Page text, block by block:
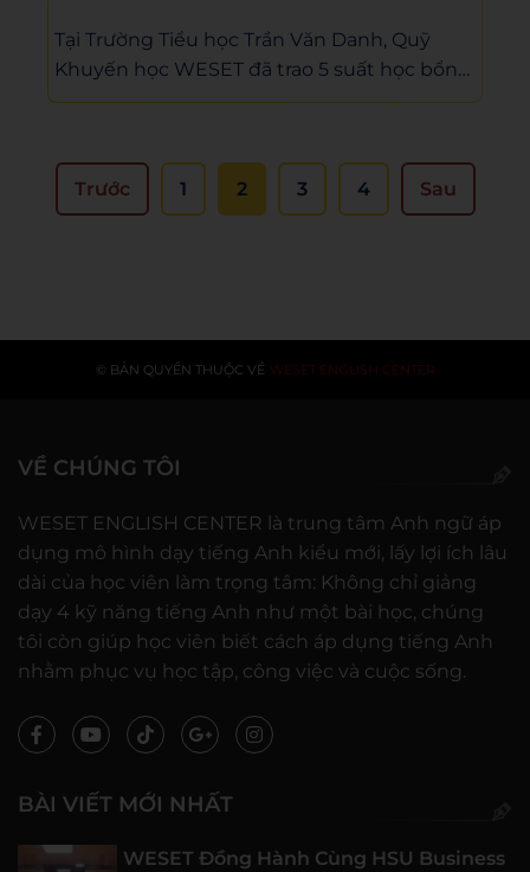
Tại Trường Tiểu học Trần Văn Danh, Quỹ
Khuyến học WESET đã trao 5 suất học bổng
cho học sinh có hoàn cảnh đặc biệt, đồng
(Báo Tuổi Trẻ) trong chương trình “Vì tương
lai Việt Nam”.
Trước 1 2 3 4 Sau
© BẢN QUYỀN THUỘC VỀ WESET ENGLISH CENTER
VỀ CHÚNG TÔI
WESET ENGLISH CENTER là trung tâm Anh ngữ áp
dụng mô hình dạy tiếng Anh kiểu mới, lấy lợi ích lâu
dài của học viên làm trọng tâm: Không chỉ giảng
dạy 4 kỹ năng tiếng Anh như một bài học, chúng
tôi còn giúp học viên biết cách áp dụng tiếng Anh
nhằm phục vụ học tập, công việc và cuộc sống.
BÀI VIẾT MỚI NHẤT
WESET Đồng Hành Cùng HSU Business